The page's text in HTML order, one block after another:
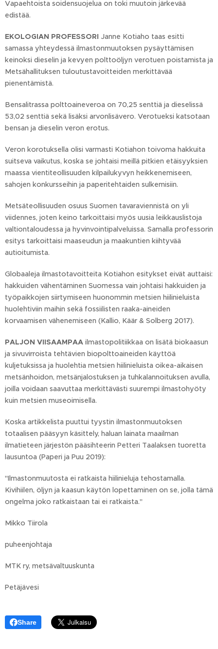
Vapaehtoista soidensuojelua on toki muutoin järkevää
edistää.
EKOLOGIAN PROFESSORI Janne Kotiaho taas esitti
samassa yhteydessä ilmastonmuutoksen pysäyttämisen
keinoksi dieselin ja kevyen polttoöljyn verotuen poistamista ja
Metsähallituksen tuloutustavoitteiden merkittävää
pienentämistä.
Bensalitrassa polttoaineveroa on 70,25 senttiä ja dieselissä
53,02 senttiä sekä lisäksi arvonlisävero. Verotueksi katsotaan
bensan ja dieselin veron erotus.
Veron korotuksella olisi varmasti Kotiahon toivoma hakkuita
suitseva vaikutus, koska se johtaisi meillä pitkien etäisyyksien
maassa vientiteollisuuden kilpailukyvyn heikkenemiseen,
sahojen konkursseihin ja paperitehtaiden sulkemisiin.
Metsäteollisuuden osuus Suomen tavaraviennistä on yli
viidennes, joten keino tarkoittaisi myös uusia leikkauslistoja
valtiontaloudessa ja hyvinvointipalveluissa. Samalla professorin
esitys tarkoittaisi maaseudun ja maakuntien kiihtyvää
autioitumista.
Globaaleja ilmastotavoitteita Kotiahon esitykset eivät auttaisi:
hakkuiden vähentäminen Suomessa vain johtaisi hakkuiden ja
työpaikkojen siirtymiseen huonommin metsien hiilinieluista
huolehtiviin maihin sekä fossiilisten raaka-aineiden
korvaamisen vähenemiseen (Kallio, Käär & Solberg 2017).
PALJON VIISAAMPAA ilmastopolitiikkaa on lisätä biokaasun
ja sivuvirroista tehtävien biopolttoaineiden käyttöä
kuljetuksissa ja huolehtia metsien hiilinieluista oikea-aikaisen
metsänhoidon, metsänjalostuksen ja tuhkalannoituksen avulla,
joilla voidaan saavuttaa merkittävästi suurempi ilmastohyöty
kuin metsien museoimisella.
Koska artikkelista puuttui tyystin ilmastonmuutoksen
totaalisen pääsyyn käsittely, haluan lainata maailman
ilmatieteen järjestön pääsihteerin Petteri Taalaksen tuoretta
lausuntoa (Paperi ja Puu 2019):
"Ilmastonmuutosta ei ratkaista hiilinieluja tehostamalla.
Kivihiilen, öljyn ja kaasun käytön lopettaminen on se, jolla tämä
ongelma joko ratkaistaan tai ei ratkaista."
Mikko Tiirola
puheenjohtaja
MTK ry, metsävaltuuskunta
Petäjävesi
Share